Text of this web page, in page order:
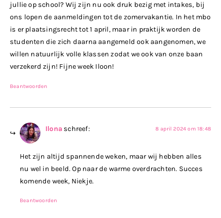
jullie op school? Wij zijn nu ook druk bezig met intakes, bij
ons lopen de aanmeldingen tot de zomervakantie. In het mbo
is er plaatsingsrecht tot 1 april, maar in praktijk worden de
studenten die zich daarna aangemeld ook aangenomen, we
willen natuurlijk volle klassen zodat we ook van onze baan
verzekerd zijn! Fijne week Iloon!
Beantwoorden
Ilona schreef: 8 april 2024 om 18:48
Het zijn altijd spannende weken, maar wij hebben alles
nu wel in beeld. Op naar de warme overdrachten. Succes
komende week, Niekje.
Beantwoorden